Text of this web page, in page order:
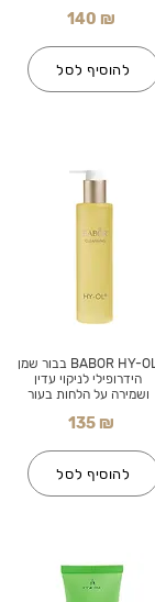
140 ₪
להוסיף לסל
BABOR HY-OL בבור שמן
הידרופילי לניקוי עדין
ושמירה על הלחות בעור
135 ₪
להוסיף לסל